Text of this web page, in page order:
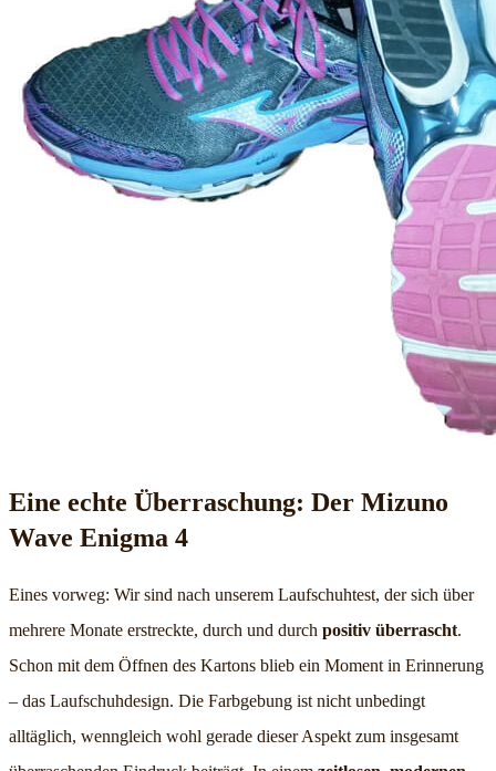
Eine echte Überraschung: Der Mizuno
Wave Enigma 4
Eines vorweg: Wir sind nach unserem Laufschuhtest, der sich über
mehrere Monate erstreckte, durch und durch positiv überrascht.
Schon mit dem Öffnen des Kartons blieb ein Moment in Erinnerung
– das Laufschuhdesign. Die Farbgebung ist nicht unbedingt
alltäglich, wenngleich wohl gerade dieser Aspekt zum insgesamt